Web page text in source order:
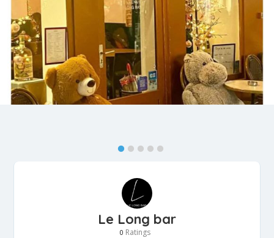
Le Long bar
0 Ratings